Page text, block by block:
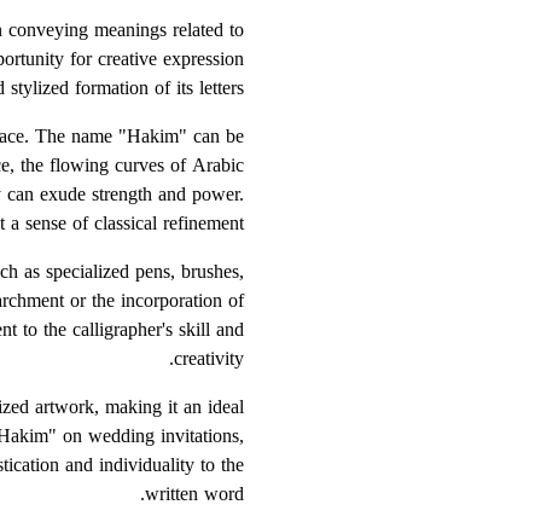
meanings related to
for creative expression
formation of its letters.
The name "Hakim" can be
the flowing curves of Arabic
exude strength and power.
sense of classical refinement.
as specialized pens, brushes,
or the incorporation of
to the calligrapher's skill and
creativity.
artwork, making it an ideal
on wedding invitations,
and individuality to the
written word.